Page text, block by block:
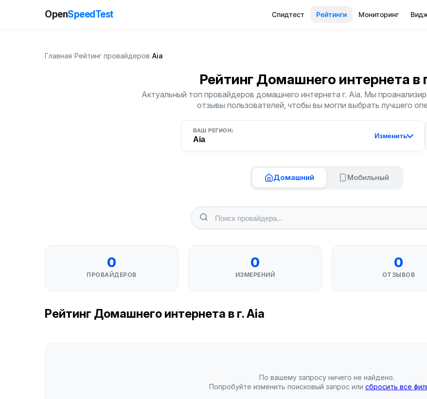
OpenSpeedTest Спидтест Рейтинги Мониторинг
Главная Рейтинг провайдеров Aia
Рейтинг Домашнего интернета в
Актуальный топ провайдеров домашнего интернета г. Aia. Мы
отзывы пользователей, чтобы вы могли выбрать лучшего
ВАШ РЕГИОН:
Aia Изменить
Домашний Мобильный
0
ПРОВАЙДЕРОВ
0
ИЗМЕРЕНИЙ
0
ОТЗЫВОВ
Рейтинг Домашнего интернета в г. Aia
По вашему запросу ничего не найдено.
Попробуйте изменить поисковый запрос или сбросить все